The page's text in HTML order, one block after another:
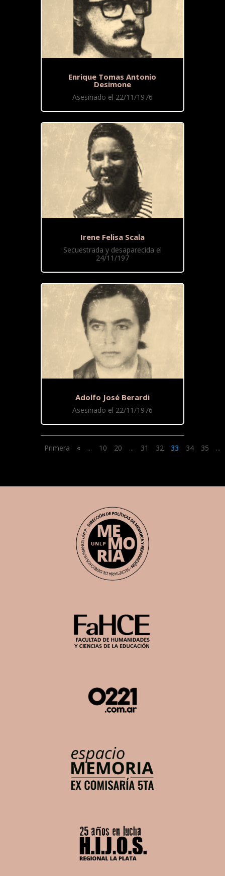
Enrique Tomas Antonio
Desimone
Asesinado el 22/11/1976
Irene Felisa Scala
Secuestrada y desaparecida el
24/11/197
Adolfo José Berardi
Asesinado el 22/11/1976
Primera « ... 10 20 ... 31 32 33 34 35 ...